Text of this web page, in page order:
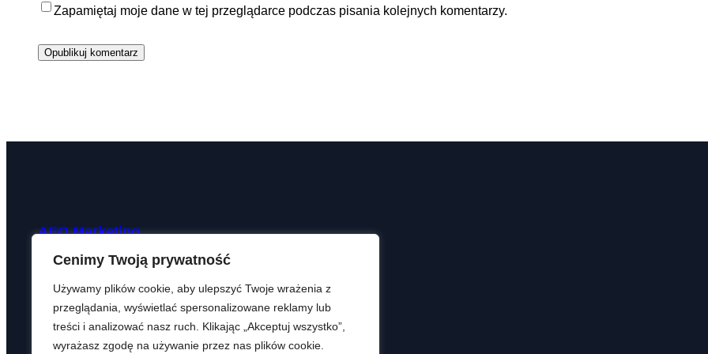
Cenimy Twoją prywatność
Używamy plików cookie, aby ulepszyć Twoje wrażenia z
przeglądania, wyświetlać spersonalizowane reklamy lub
treści i analizować nasz ruch. Klikając „Akceptuj wszystko”,
wyrażasz zgodę na używanie przez nas plików cookie.
Zapamiętaj moje dane w tej przeglądarce podczas pisania kolejnych komentarzy.
AEO Marketing
kontakt@aeomarketing.pl